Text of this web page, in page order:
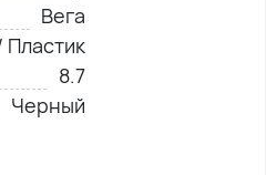
Вега
8.7
Черный